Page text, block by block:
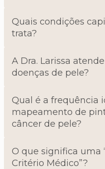
Quais condições
trata?
A Dra. Larissa
doenças de pele?
Qual é a frequência
mapeamento de
câncer de pele?
O que significa uma
Critério Médico”?